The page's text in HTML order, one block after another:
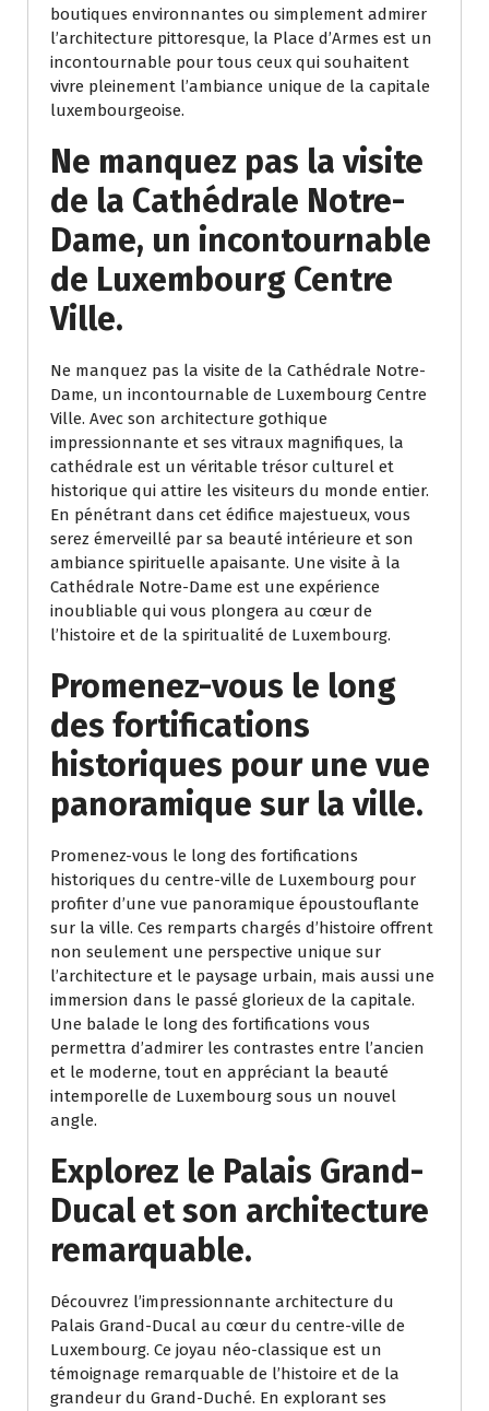
boutiques environnantes ou simplement admirer
l’architecture pittoresque, la Place d’Armes est un
incontournable pour tous ceux qui souhaitent
vivre pleinement l’ambiance unique de la capitale
luxembourgeoise.
Ne manquez pas la visite
de la Cathédrale Notre-
Dame, un incontournable
de Luxembourg Centre
Ville.
Ne manquez pas la visite de la Cathédrale Notre-
Dame, un incontournable de Luxembourg Centre
Ville. Avec son architecture gothique
impressionnante et ses vitraux magnifiques, la
cathédrale est un véritable trésor culturel et
historique qui attire les visiteurs du monde entier.
En pénétrant dans cet édifice majestueux, vous
serez émerveillé par sa beauté intérieure et son
ambiance spirituelle apaisante. Une visite à la
Cathédrale Notre-Dame est une expérience
inoubliable qui vous plongera au cœur de
l’histoire et de la spiritualité de Luxembourg.
Promenez-vous le long
des fortifications
historiques pour une vue
panoramique sur la ville.
Promenez-vous le long des fortifications
historiques du centre-ville de Luxembourg pour
profiter d’une vue panoramique époustouflante
sur la ville. Ces remparts chargés d’histoire offrent
non seulement une perspective unique sur
l’architecture et le paysage urbain, mais aussi une
immersion dans le passé glorieux de la capitale.
Une balade le long des fortifications vous
permettra d’admirer les contrastes entre l’ancien
et le moderne, tout en appréciant la beauté
intemporelle de Luxembourg sous un nouvel
angle.
Explorez le Palais Grand-
Ducal et son architecture
remarquable.
Découvrez l’impressionnante architecture du
Palais Grand-Ducal au cœur du centre-ville de
Luxembourg. Ce joyau néo-classique est un
témoignage remarquable de l’histoire et de la
grandeur du Grand-Duché. En explorant ses